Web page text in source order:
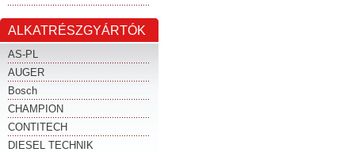
ALKATRÉSZGYÁRTÓK
AS-PL
AUGER
Bosch
CHAMPION
CONTITECH
DIESEL TECHNIK